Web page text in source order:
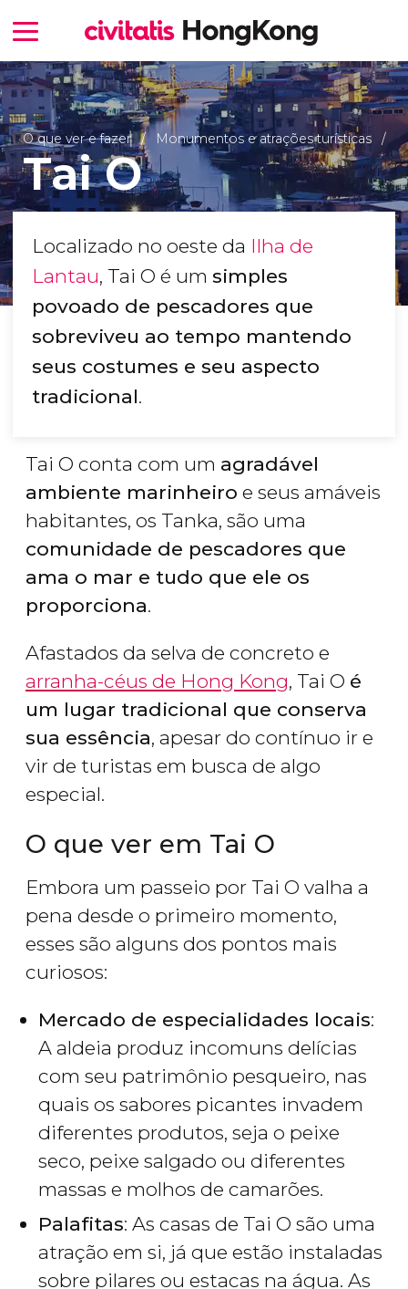
O que ver e fazer Monumentos e atrações turísticas
Tai O
Localizado no oeste da Ilha de
Lantau, Tai O é um simples
povoado de pescadores que
sobreviveu ao tempo mantendo
seus costumes e seu aspecto
tradicional.
Tai O conta com um agradável
ambiente marinheiro e seus amáveis
habitantes, os Tanka, são uma
comunidade de pescadores que
ama o mar e tudo que ele os
proporciona.
Afastados da selva de concreto e
arranha-céus de Hong Kong, Tai O é
um lugar tradicional que conserva
sua essência, apesar do contínuo ir e
vir de turistas em busca de algo
especial.
O que ver em Tai O
Embora um passeio por Tai O valha a
pena desde o primeiro momento,
esses são alguns dos pontos mais
curiosos:
Mercado de especialidades locais:
A aldeia produz incomuns delícias
com seu patrimônio pesqueiro, nas
quais os sabores picantes invadem
diferentes produtos, seja o peixe
seco, peixe salgado ou diferentes
massas e molhos de camarões.
Palafitas: As casas de Tai O são uma
atração em si, já que estão instaladas
sobre pilares ou estacas na água. As